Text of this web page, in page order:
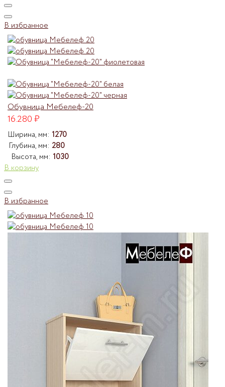
В избранное
Обувница Мебелеф-20
16.280₽
Ширина, мм: 1270
Глубина, мм: 280
Высота, мм: 1030
В корзину
В избранное